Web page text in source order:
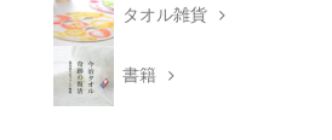
タオル雑貨
書籍